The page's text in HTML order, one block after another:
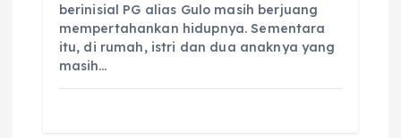
berinisial PG alias Gulo masih berjuang
mempertahankan hidupnya. Sementara
itu, di rumah, istri dan dua anaknya yang
masih…